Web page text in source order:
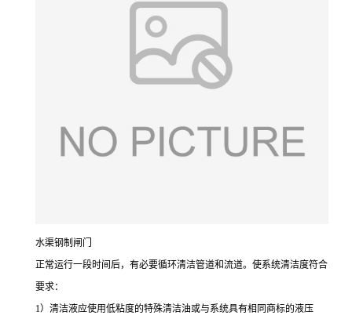
水渠钢制闸门
正常运行一段时间后，有必要循环清洁管道和流道。使系统清洁度符合
要求：
1）清洁液应使用低粘度的特殊清洁油或与系统具有相同商标的液压